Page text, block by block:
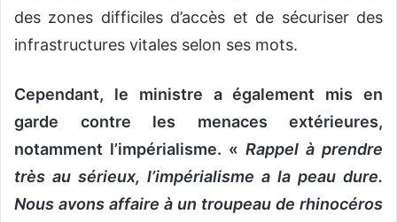
des zones difficiles d’accès et de sécuriser des
infrastructures vitales selon ses mots.
Cependant, le ministre a également mis en
garde contre les menaces extérieures,
notamment l’impérialisme. « Rappel à prendre
très au sérieux, l’impérialisme a la peau dure.
Nous avons affaire à un troupeau de rhinocéros